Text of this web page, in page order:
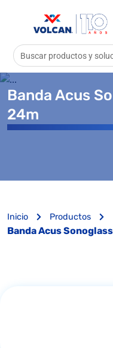
Banda Acus
24m
Inicio Productos
Banda Acus